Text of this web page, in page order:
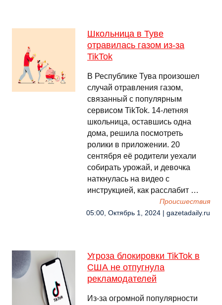
Школьница в Туве
отравилась газом из-за
TikTok
В Республике Тува произошел
случай отравления газом,
связанный с популярным
сервисом TikTok. 14-летняя
школьница, оставшись одна
дома, решила посмотреть
ролики в приложении. 20
сентября её родители уехали
собирать урожай, и девочка
наткнулась на видео с
инструкцией, как расслабит …
Происшествия
05:00, Октябрь 1, 2024 | gazetadaily.ru
Угроза блокировки TikTok в
США не отпугнула
рекламодателей
Из-за огромной популярности